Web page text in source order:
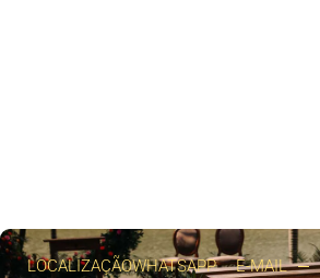
LOCALIZAÇÃOWHATSAPP E-MAIL